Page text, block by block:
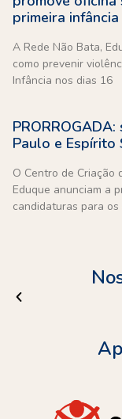
primeira infância
A Rede Não Bata,
como prevenir
Infância nos dias 16
Paulo e Espírito
O Centro de Criação
Eduque anunciam a
candidaturas para os